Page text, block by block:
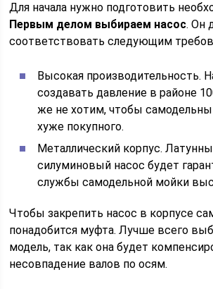
Для начала нужно подготовить
Первым делом выбираем насос. Он
соответствовать следующим
Высокая производительность.
создавать давление в районе
же не хотим, чтобы
хуже покупного.
Металлический корпус.
силуминовый насос будет
службы самодельной мойки
Чтобы закрепить насос в корпусе
понадобится муфта. Лучше всего
модель, так как она будет
несовпадение валов по осям.